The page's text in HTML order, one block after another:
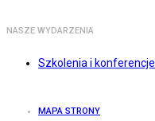
NASZE WYDARZENIA
Szkolenia i konferencje
MAPA STRONY